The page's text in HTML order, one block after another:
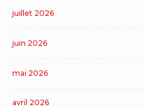
juillet 2026
juin 2026
mai 2026
avril 2026